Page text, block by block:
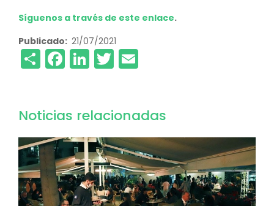
Síguenos a través de este enlace.
Publicado 21/07/2021
ShareFacebook
LinkedIn
Twitter
Noticias relacionadas